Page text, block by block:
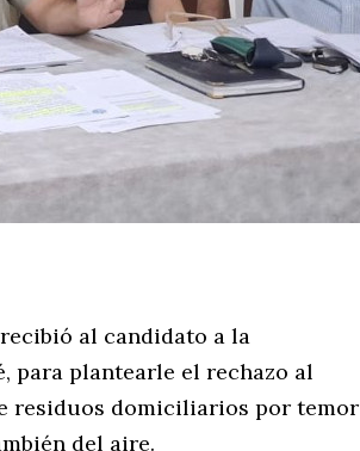
al candidato a la
para plantearle el rechazo al
residuos domiciliarios por temor
del aire.